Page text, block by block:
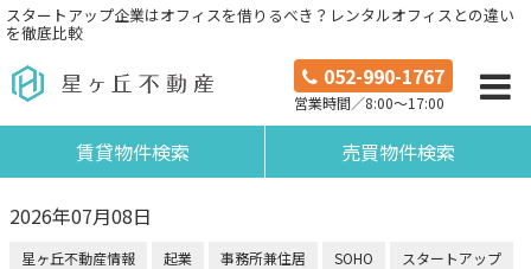
スタートアップ企業はオフィスを借りるべき？レンタルオフィスとの違い
を徹底比較
052-990-1767
営業時間／8:00～17:00
賃貸物件検索 売買物件検索
2026年07月08日
星ヶ丘不動産情報 起業 事務所兼住居 SOHO
スタートアップ